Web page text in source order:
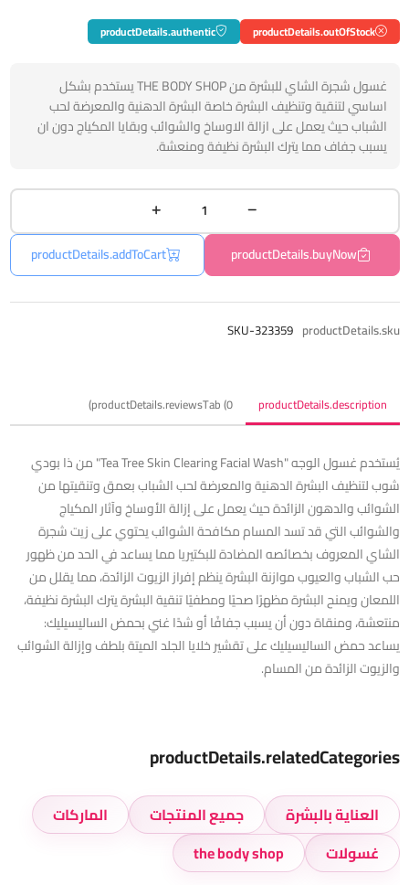
productDetails.outOfStock
productDetails.authentic
غسول شجرة الشاي للبشرة من THE BODY SHOP يستخدم بشكل
اساسي لتنقية وتنظيف البشرة خاصة البشرة الدهنية والمعرضة لحب
الشباب حيث يعمل على ازالة الاوساخ والشوائب وبقايا المكياج دون ان
يسبب جفاف مما يترك البشرة نظيفة ومنعشة.
productDetails.buyNow
productDetails.addToCart
productDetails.sku
SKU-323359
productDetails.description
productDetails.reviewsTab (0)
يُستخدم غسول الوجه "Tea Tree Skin Clearing Facial Wash" من ذا بودي
شوب لتنظيف البشرة الدهنية والمعرضة لحب الشباب بعمق وتنقيتها من
الشوائب والدهون الزائدة حيث يعمل على إزالة الأوساخ وآثار المكياج
والشوائب التي قد تسد المسام مكافحة الشوائب يحتوي على زيت شجرة
الشاي المعروف بخصائصه المضادة للبكتيريا مما يساعد في الحد من ظهور
حب الشباب والعيوب موازنة البشرة ينظم إفراز الزيوت الزائدة، مما يقلل من
اللمعان ويمنح البشرة مظهرًا صحيًا ومطفيًا تنقية البشرة يترك البشرة نظيفة،
منتعشة، ومنقاة دون أن يسبب جفافًا أو شدًا غني بحمض الساليسيليك:
يساعد حمض الساليسيليك على تقشير خلايا الجلد الميتة بلطف وإزالة الشوائب
والزيوت الزائدة من المسام.
productDetails.relatedCategories
العناية بالبشرة جميع المنتجات
الماركات
غسولات
the body shop